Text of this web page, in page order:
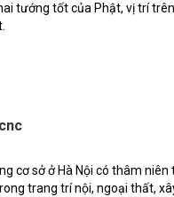
tướng tốt của Phật, vị trí
cơ sở ở Hà Nội có thâm
trang trí nội, ngoại thất,